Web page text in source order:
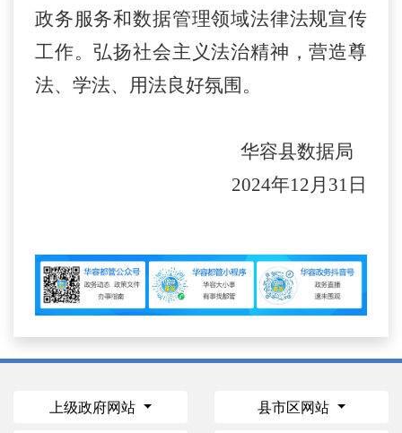
政务服务和数据管理领域法律法规宣传
工作。弘扬社会主义法治精神，营造尊
法、学法、用法良好氛围。
华容县数据局
2024年12月31日
上级政府网站 县市区网站